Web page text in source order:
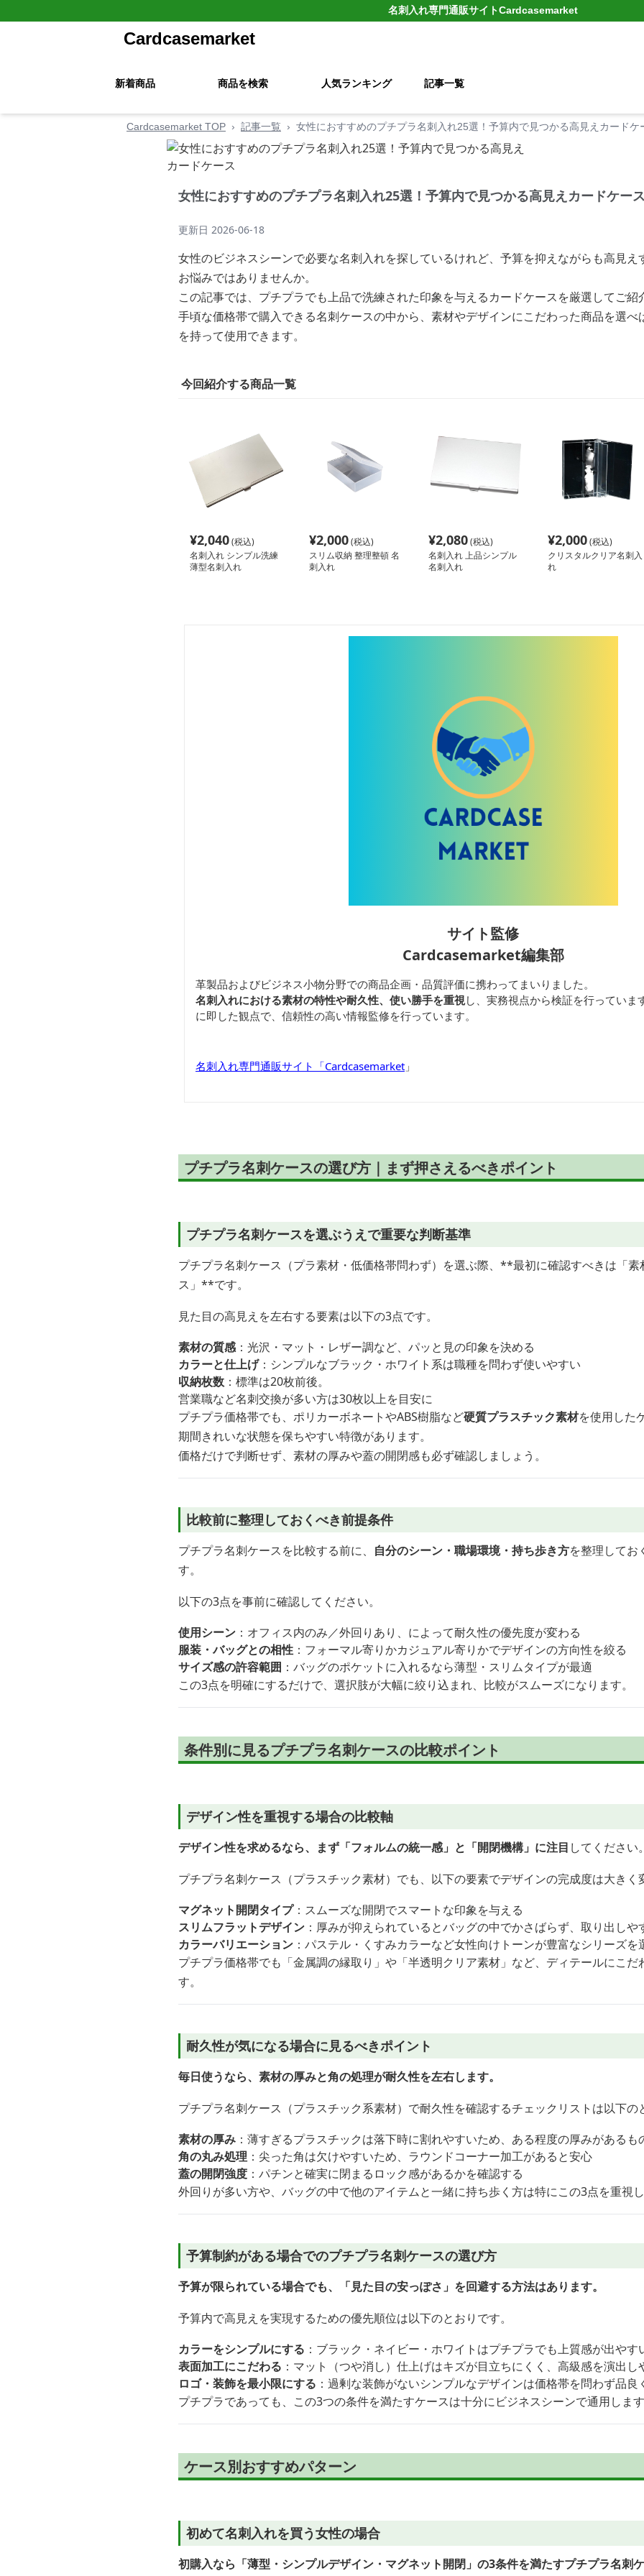
名刺入れ専門通販サイトCardcasemarket
Cardcasemarket
新着商品 商品を検索 人気ランキング 記事一覧
Cardcasemarket TOP › 記事一覧 › 女性におすすめのプチプラ名刺入れ25選！予算内で見つかる高見えカードケ
女性におすすめのプチプラ名刺入れ25選！予算内で見つかる高見えカードケース
更新日 2026-06-18
女性のビジネスシーンで必要な名刺入れを探しているけれど、予算を抑えながらも高見え
お悩みではありませんか。
この記事では、プチプラでも上品で洗練された印象を与えるカードケースを厳選してご紹
手頃な価格帯で購入できる名刺ケースの中から、素材やデザインにこだわった商品を選
を持って使用できます。
今回紹介する商品一覧
¥2,040(税込)
名刺入れ シンプル洗練
薄型名刺入れ
¥2,000(税込)
スリム収納 整理整頓 名
刺入れ
¥2,080(税込)
名刺入れ 上品シンプル
名刺入れ
¥2,000(税込)
クリスタルクリア名刺入
れ
サイト監修
Cardcasemarket編集部
革製品およびビジネス小物分野での商品企画・品質評価に携わってまいりました。
名刺入れにおける素材の特性や耐久性、使い勝手を重視し、実務視点から検証を行っていま
に即した観点で、信頼性の高い情報監修を行っています。
名刺入れ専門通販サイト「Cardcasemarket 」
プチプラ名刺ケースの選び方｜まず押さえるべきポイント
プチプラ名刺ケースを選ぶうえで重要な判断基準
プチプラ名刺ケース（プラ素材・低価格帯問わず）を選ぶ際、**最初に確認すべきは「
ス」**です。
見た目の高見えを左右する要素は以下の3点です。
素材の質感：光沢・マット・レザー調など、パッと見の印象を決める
カラーと仕上げ：シンプルなブラック・ホワイト系は職種を問わず使いやすい
収納枚数 ：標準は20枚前後。
営業職など名刺交換が多い方は30枚以上を目安に
プチプラ価格帯でも、ポリカーボネートやABS樹脂など硬質プラスチック素材を使用した
期間きれいな状態を保ちやすい特徴があります。
価格だけで判断せず、素材の厚みや蓋の開閉感も必ず確認しましょう。
比較前に整理しておくべき前提条件
プチプラ名刺ケースを比較する前に、 自分のシーン・職場環境・持ち歩き方を整理してお
す。
以下の3点を事前に確認してください。
使用シーン ：オフィス内のみ／外回りあり、によって耐久性の優先度が変わる
服装・バッグとの相性 ：フォーマル寄りかカジュアル寄りかでデザインの方向性を絞る
サイズ感の許容範囲 ：バッグのポケットに入れるなら薄型・スリムタイプが最適
この3点を明確にするだけで、選択肢が大幅に絞り込まれ、比較がスムーズになります。
条件別に見るプチプラ名刺ケースの比較ポイント
デザイン性を重視する場合の比較軸
デザイン性を求めるなら、まず「フォルムの統一感」と「開閉機構」に注目 してください。
プチプラ名刺ケース（プラスチック素材）でも、以下の要素でデザインの完成度は大きく
マグネット開閉タイプ：スムーズな開閉でスマートな印象を与える
スリムフラットデザイン ：厚みが抑えられているとバッグの中でかさばらず、取り出しや
カラーバリエーション ：パステル・くすみカラーなど女性向けトーンが豊富なシリーズを
プチプラ価格帯でも「金属調の縁取り」や「半透明クリア素材」など、ディテールにこだ
す。
耐久性が気になる場合に見るべきポイント
毎日使うなら、素材の厚みと角の処理が耐久性を左右します。
プチプラ名刺ケース（プラスチック系素材）で耐久性を確認するチェックリストは以下の
素材の厚み ：薄すぎるプラスチックは落下時に割れやすいため、ある程度の厚みがあるも
角の丸み処理 ：尖った角は欠けやすいため、ラウンドコーナー加工があると安心
蓋の開閉強度 ：パチンと確実に閉まるロック感があるかを確認する
外回りが多い方や、バッグの中で他のアイテムと一緒に持ち歩く方は特にこの3点を重視し
予算制約がある場合でのプチプラ名刺ケースの選び方
予算が限られている場合でも、「見た目の安っぽさ」を回避する方法はあります。
予算内で高見えを実現するための優先順位は以下のとおりです。
カラーをシンプルにする ：ブラック・ネイビー・ホワイトはプチプラでも上質感が出やす
表面加工にこだわる ：マット（つや消し）仕上げはキズが目立ちにくく、高級感を演出し
ロゴ・装飾を最小限にする ：過剰な装飾がないシンプルなデザインは価格帯を問わず品良
プチプラであっても、この3つの条件を満たすケースは十分にビジネスシーンで通用します
ケース別おすすめパターン
初めて名刺入れを買う女性の場合
初購入なら「薄型・シンプルデザイン・マグネット開閉」の3条件を満たすプチプラ名刺ケ